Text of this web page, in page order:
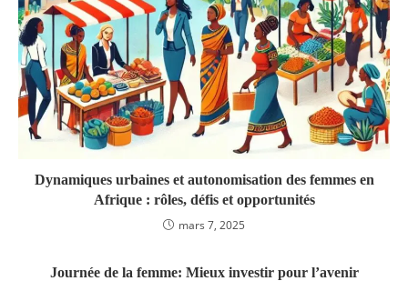
Dynamiques urbaines et autonomisation des femmes en
Afrique : rôles, défis et opportunités
mars 7, 2025
Journée de la femme: Mieux investir pour l’avenir